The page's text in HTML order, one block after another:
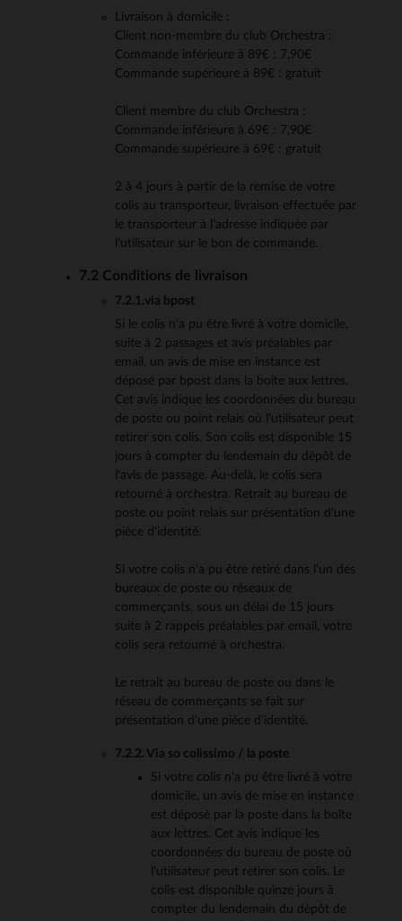
Livraison à domicile :
Client non-membre du club Orchestra :
Commande inférieure à 89€ : 7,90€
Commande supérieure à 89€ : gratuit
Client membre du club Orchestra :
Commande inférieure à 69€ : 7,90€
Commande supérieure à 69€ : gratuit
2 à 4 jours à partir de la remise de votre
colis au transporteur, livraison effectuée par
le transporteur à l’adresse indiquée par
l’utilisateur sur le bon de commande.
7.2 Conditions de livraison
7.2.1.via bpost
Si le colis n'a pu être livré à votre domicile,
suite à 2 passages et avis préalables par
email, un avis de mise en instance est
déposé par bpost dans la boîte aux lettres.
Cet avis indique les coordonnées du bureau
de poste ou point relais où l’utilisateur peut
retirer son colis. Son colis est disponible 15
jours à compter du lendemain du dépôt de
l'avis de passage. Au-delà, le colis sera
retourné à orchestra. Retrait au bureau de
poste ou point relais sur présentation d'une
pièce d'identité.
Si votre colis n'a pu être retiré dans l’un des
bureaux de poste ou réseaux de
commerçants, sous un délai de 15 jours
suite à 2 rappels préalables par email, votre
colis sera retourné à orchestra.
Le retrait au bureau de poste ou dans le
réseau de commerçants se fait sur
présentation d'une pièce d'identité.
7.2.2. Via so colissimo / la poste
Si votre colis n'a pu être livré à votre
domicile, un avis de mise en instance
est déposé par la poste dans la boîte
aux lettres. Cet avis indique les
coordonnées du bureau de poste où
l’utilisateur peut retirer son colis. Le
colis est disponible quinze jours à
compter du lendemain du dépôt de